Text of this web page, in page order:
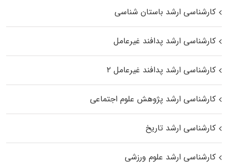
کارشناسی ارشد باستان شناسی
کارشناسی ارشد پدافند غیرعامل
کارشناسی ارشد پدافند غیرعامل ۲
کارشناسی ارشد پژوهش علوم اجتماعی
کارشناسی ارشد تاریخ
کارشناسی ارشد علوم ورزشی